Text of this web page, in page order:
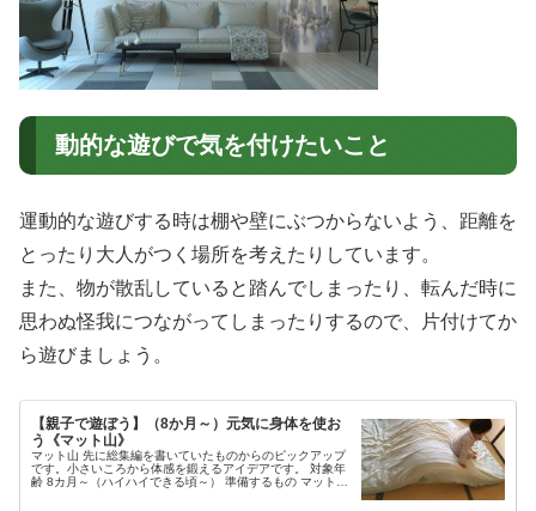
動的な遊びで気を付けたいこと
運動的な遊びする時は棚や壁にぶつからないよう、距離を
とったり大人がつく場所を考えたりしています。
また、物が散乱していると踏んでしまったり、転んだ時に
思わぬ怪我につながってしまったりするので、片付けてか
ら遊びましょう。
【親子で遊ぼう】（8か月～）元気に身体を使お
う《マット山》
マット山 先に総集編を書いていたものからのピックアップ
です。小さいころから体感を鍛えるアイデアです。 対象年
齢 8カ月～（ハイハイできる頃～） 準備するもの マットク